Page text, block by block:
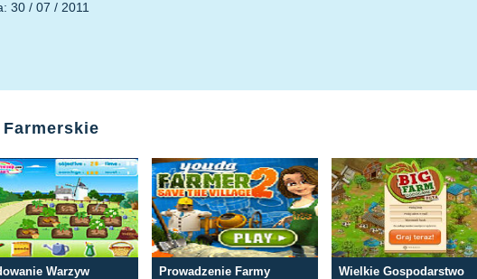
30 / 07 / 2011
Warzyw Prowadzenie Farmy Wielkie Gospodarstwo